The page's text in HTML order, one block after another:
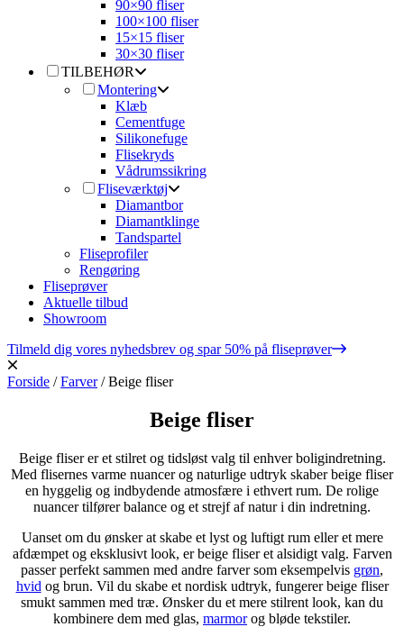
90×90 fliser
100×100 fliser
15×15 fliser
30×30 fliser
TILBEHØR
Montering
Klæb
Cementfuge
Silikonefuge
Flisekryds
Vådrumssikring
Fliseværktøj
Diamantbor
Diamantklinge
Tandspartel
Fliseprofiler
Rengøring
Fliseprøver
Aktuelle tilbud
Showroom
Tilmeld dig vores nyhedsbrev og spar 50% på fliseprøver
Forside /Farver/Beige fliser
Beige fliser
Beige fliser er et stilret og tidsløst valg til enhver boligindretning.
Med flisernes varme nuancer og naturlige udtryk skaber beige fliser
en hyggelig og indbydende atmosfære i ethvert rum. De rolige
nuancer tilfører balance og et strejf af natur i din indretning.
Uanset om du ønsker at skabe et lyst og luftigt rum eller et mere
afdæmpet og eksklusivt look, er beige fliser et alsidigt valg. Farven
passer perfekt sammen med andre farver som eksempelvis grøn,
hvid og brun. Vil du skabe et nordisk udtryk, fungerer beige fliser
smukt sammen med træ. Ønsker du et mere stilrent look, kan du
kombinere dem med glas, marmorog bløde tekstiler.